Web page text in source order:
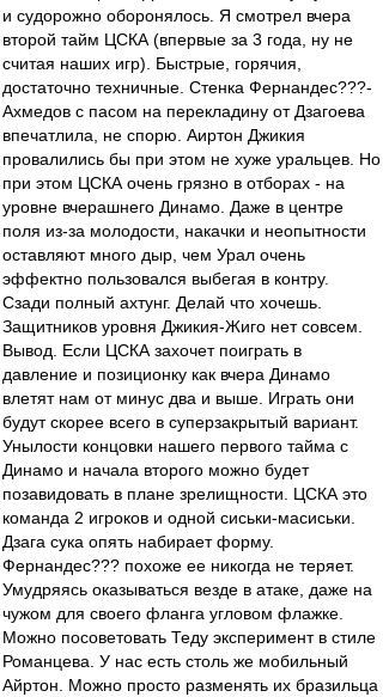
и судорожно оборонялось. Я смотрел вчера
второй тайм ЦСКА (впервые за 3 года, ну не
считая наших игр). Быстрые, горячия,
достаточно техничные. Стенка Фернандес???-
Ахмедов с пасом на перекладину от Дзагоева
впечатлила, не спорю. Аиртон Джикия
провалились бы при этом не хуже уральцев. Но
при этом ЦСКА очень грязно в отборах - на
уровне вчерашнего Динамо. Даже в центре
поля из-за молодости, накачки и неопытности
оставляют много дыр, чем Урал очень
эффектно пользовался выбегая в контру.
Сзади полный ахтунг. Делай что хочешь.
Защитников уровня Джикия-Жиго нет совсем.
Вывод. Если ЦСКА захочет поиграть в
давление и позиционку как вчера Динамо
влетят нам от минус два и выше. Играть они
будут скорее всего в суперзакрытый вариант.
Унылости концовки нашего первого тайма с
Динамо и начала второго можно будет
позавидовать в плане зрелищности. ЦСКА это
команда 2 игроков и одной сиськи-масиськи.
Дзага сука опять набирает форму.
Фернандес??? похоже ее никогда не теряет.
Умудряясь оказываться везде в атаке, даже на
чужом для своего фланга угловом флажке.
Можно посоветовать Теду эксперимент в стиле
Романцева. У нас есть столь же мобильный
Айртон. Можно просто разменять их бразильца